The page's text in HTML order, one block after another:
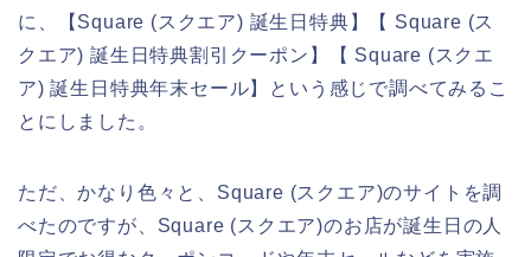
に、【Square (スクエア) 誕生日特典】【 Square (ス
クエア) 誕生日特典割引クーポン】【 Square (スクエ
ア) 誕生日特典年末セール】という感じで調べてみるこ
とにしました。
ただ、かなり色々と、Square (スクエア)のサイトを調
べたのですが、Square (スクエア)のお店が誕生日の人